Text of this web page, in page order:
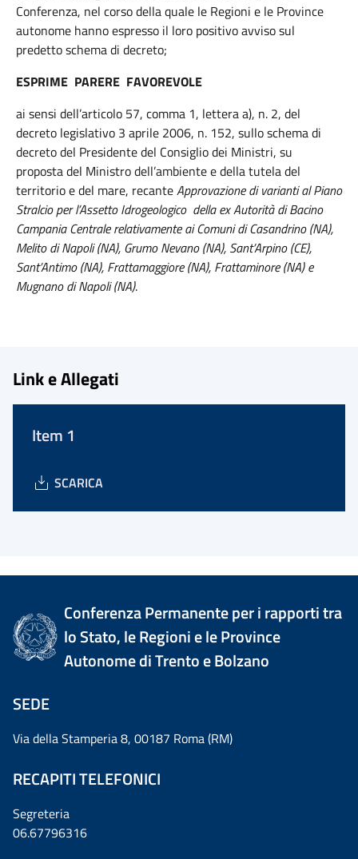
Conferenza, nel corso della quale le Regioni e le Province
autonome hanno espresso il loro positivo avviso sul
predetto schema di decreto;
ESPRIME PARERE FAVOREVOLE
ai sensi dell’articolo 57, comma 1, lettera a), n. 2, del
decreto legislativo 3 aprile 2006, n. 152, sullo schema di
decreto del Presidente del Consiglio dei Ministri, su
proposta del Ministro dell’ambiente e della tutela del
territorio e del mare, recanteApprovazione di varianti al Piano
Stralcio per l’Assetto Idrogeologico della ex Autorità di Bacino
Campania Centrale relativamente ai Comuni di Casandrino (NA),
Melito di Napoli (NA), Grumo Nevano (NA), Sant’Arpino (CE),
Sant’Antimo (NA), Frattamaggiore (NA), Frattaminore (NA) e
Mugnano di Napoli (NA).
Link e Allegati
Item 1
SCARICA
Conferenza Permanente per i rapporti tra
lo Stato, le Regioni e le Province
Autonome di Trento e Bolzano
SEDE
Via della Stamperia 8, 00187 Roma (RM)
RECAPITI TELEFONICI
Segreteria
06.67796316